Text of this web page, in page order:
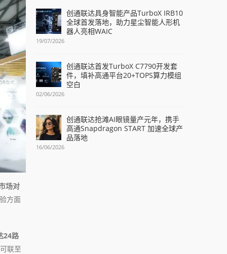
场对
方面
24路
联至
创通联达具身智能产品TurboX IRB10
全球首发落地，助力星尘智能人形机
器人亮相WAIC
19/07/2026
创通联达首发TurboX C7790开发套
件，填补高通平台20+TOPS算力模组
空白
02/06/2026
创通联达抢滩AI眼镜量产元年，携手
高通Snapdragon START 加速全球产
品落地
16/06/2026